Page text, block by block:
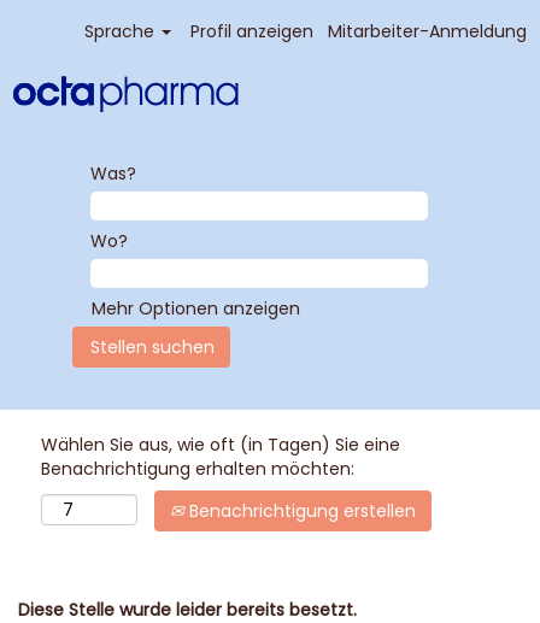
Sprache Profil anzeigen Mitarbeiter-Anmeldung
Was?
Wo?
Mehr Optionen anzeigen
Wählen Sie aus, wie oft (in Tagen) Sie eine
Benachrichtigung erhalten möchten:
Benachrichtigung erstellen
Diese Stelle wurde leider bereits besetzt.